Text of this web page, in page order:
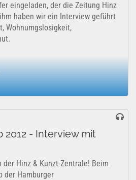
eingeladen, der die Zeitung Hinz
haben wir ein Interview geführt
Wohnumgslosigkeit,
2012 - Interview mit
der Hinz & Kunzt-Zentrale! Beim
der Hamburger